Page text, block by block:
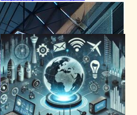
VR/ARニュース
2024年6月23日9:43